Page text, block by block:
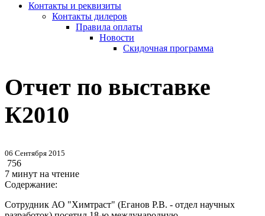
Контакты и реквизиты
Контакты дилеров
Правила оплаты
Новости
Скидочная программа
Отчет по выставке
К2010
06 Сентября 2015
756
7 минут на чтение
Содержание:
Сотрудник АО "Химтраст" (Еганов Р.В. - отдел научных